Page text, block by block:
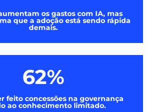
os gastos com IA, mas
que a adoção está sendo rápida
demais.
62%
feito concessões na governança
ao conhecimento limitado.